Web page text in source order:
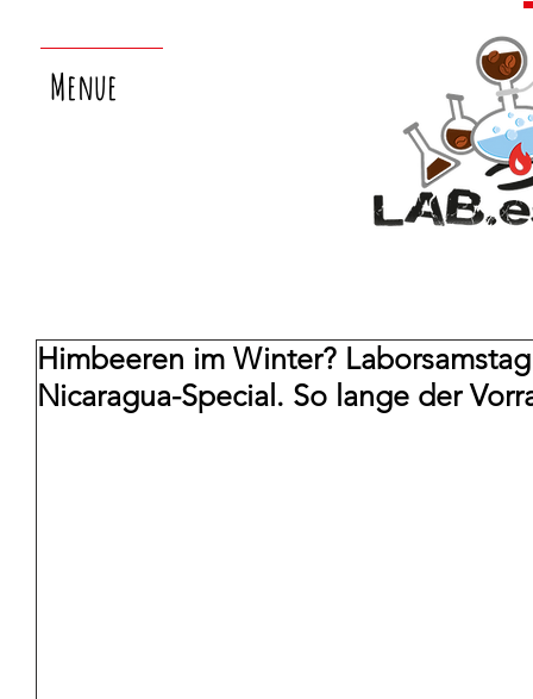
Menue
Himbeeren im Winter?
Nicaragua-Special. So lange der